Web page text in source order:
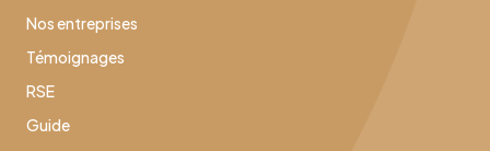
Nos entreprises
Témoignages
RSE
Guide